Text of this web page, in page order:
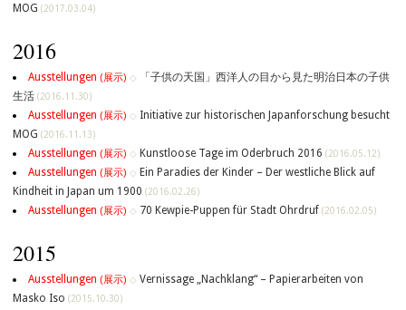
MOG (2017.03.04)
2016
Ausstellungen (展示) ◇
「子供の天国」西洋人の目から見た明治日本の子供
生活 (2016.11.30)
Ausstellungen (展示) ◇ Initiative zur historischen Japanforschung besucht
MOG (2016.11.13)
Ausstellungen (展示) ◇ Kunstloose Tage im Oderbruch 2016 (2016.05.12)
Ausstellungen (展示) ◇ Ein Paradies der Kinder – Der westliche Blick auf
Kindheit in Japan um 1900 (2016.02.26)
Ausstellungen (展示) ◇ 70 Kewpie-Puppen für Stadt Ohrdruf (2016.02.05)
2015
Ausstellungen (展示) ◇ Vernissage „Nachklang“ – Papierarbeiten von
Masko Iso (2015.10.30)